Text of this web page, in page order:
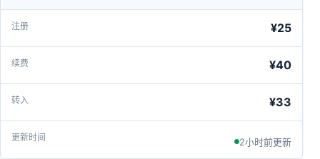
¥25
¥40
¥33
2小时前更新